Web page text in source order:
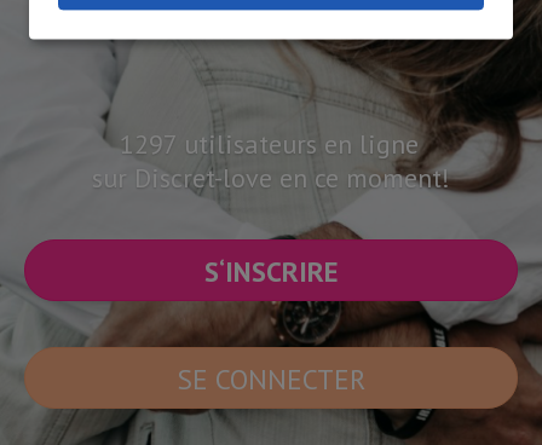
1297 utilisateurs en ligne
sur Discret-love en ce moment!
S‘INSCRIRE
SE CONNECTER